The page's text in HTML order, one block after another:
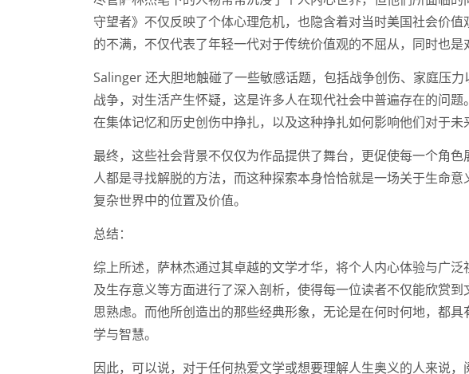
守望者》不仅反映了个体心理危机，也隐含着对当时美国社会价
的不满，不仅代表了年轻一代对于传统价值观的不屈从，同时也是
Salinger 还大胆地触碰了一些敏感话题，包括战争创伤、家庭压
战争，对生活产生怀疑，这是许多人在现代社会中普遍存在的问
在集体记忆和历史创伤中挣扎，以及这种挣扎如何影响他们对于未
最终，这些社会背景不仅仅为作品提供了舞台，更促使每一个角
人都是寻找解脱的方法，而这种探索本身恰恰就是一场关于生命
复杂世界中的位置及价值。
总结：
综上所述，萨林杰通过其卓越的文学才华，将个人内心体验与广
及生存意义等方面进行了深入剖析，使得每一位读者不仅能欣赏
思熟虑。而他所创造出的那些经典形象，无论是在何时何地，都
学与智慧。
因此，可以说，对于任何热爱文学或想要理解人生奥义的人来说